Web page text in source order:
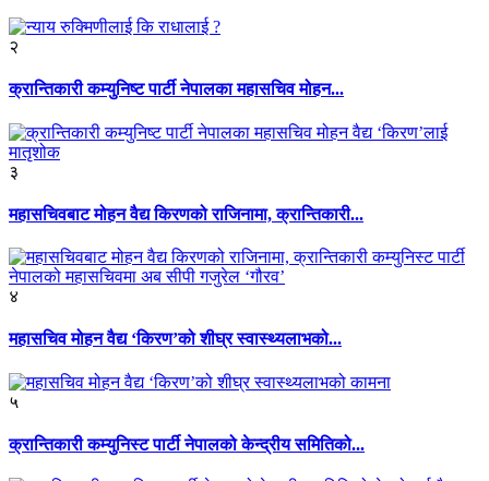
२
क्रान्तिकारी कम्युनिष्ट पार्टी नेपालका महासचिव मोहन...
३
महासचिवबाट मोहन वैद्य किरणको राजिनामा, क्रान्तिकारी...
४
महासचिव मोहन वैद्य ‘किरण’को शीघ्र स्वास्थ्यलाभको...
५
क्रान्तिकारी कम्युनिस्ट पार्टी नेपालको केन्द्रीय समितिको...